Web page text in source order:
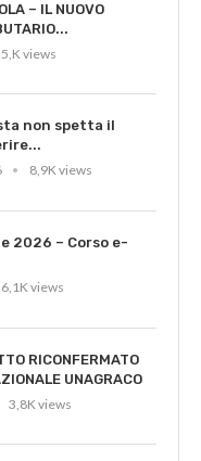
– IL NUOVO
views
non spetta il
8,9K views
2026 – Corso e-
6,1K views
RICONFERMATO
UNAGRACO
3,8K views